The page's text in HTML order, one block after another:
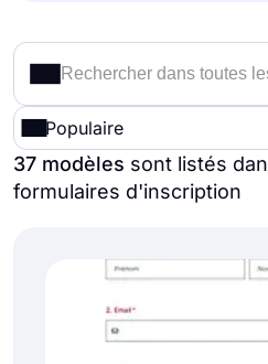
Populaire
37 modèles sont listés
formulaires d'inscription